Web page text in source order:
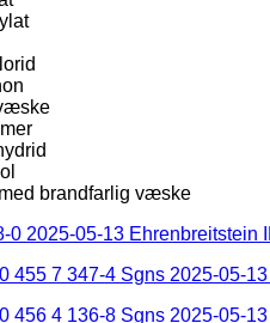
brandfarlig væske